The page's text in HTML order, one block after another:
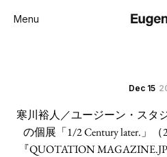
Menu
Dec 15
寒川裕人／ユージーン・スタ
の個展「1/2 Century later.」
『QUOTATION